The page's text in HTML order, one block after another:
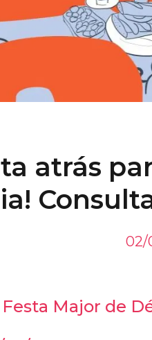
atrás
02/
Major de